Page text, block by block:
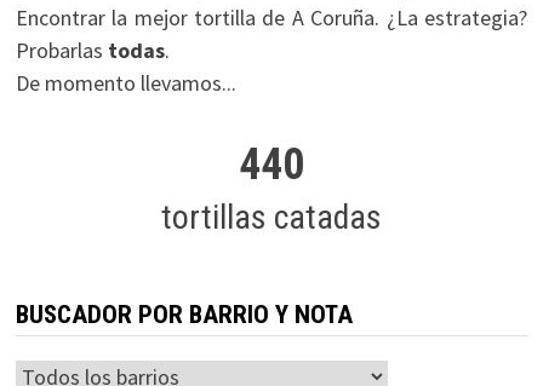
Encontrar la mejor tortilla de A Coruña. ¿La estrategia?
Probarlas todas.
De momento llevamos...
440
tortillas catadas
BUSCADOR POR BARRIO Y NOTA